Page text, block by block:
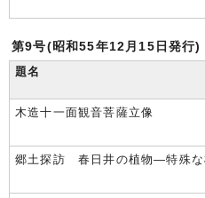
第9号(昭和55年12月15日発行)
題名
木造十一面観音菩薩立像
郷土探訪 春日井の植物―特殊